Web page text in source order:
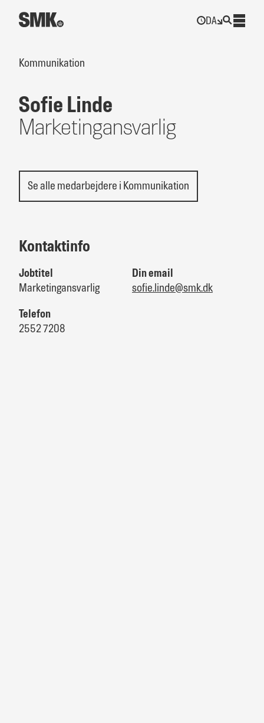
DA
Kommunikation
Sofie Linde
Marketingansvarlig
Se alle medarbejdere i Kommunikation
Kontaktinfo
Jobtitel
Marketingansvarlig
Din email
sofie.linde@smk.dk
Telefon
2552 7208